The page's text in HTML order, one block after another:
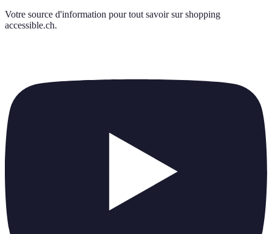
Votre source d'information pour tout savoir sur shopping
accessible.ch.